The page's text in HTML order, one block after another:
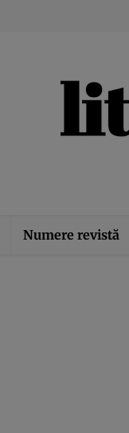
Numere revistă